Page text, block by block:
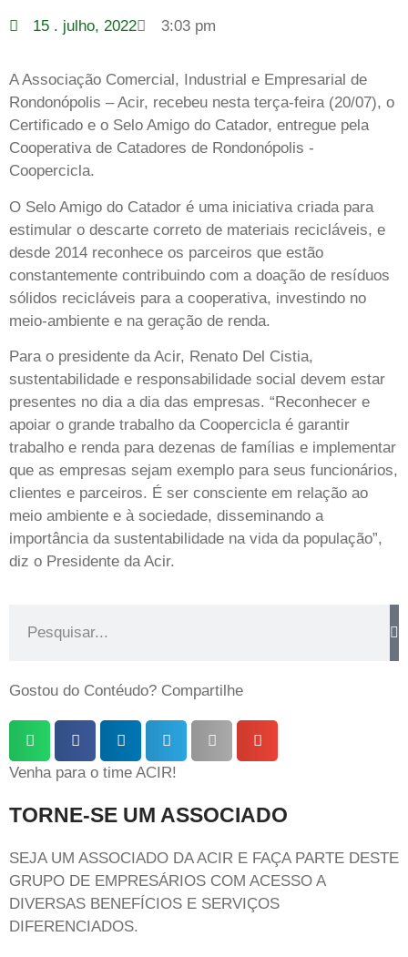
15 . julho, 2022 3:03 pm
A Associação Comercial, Industrial e Empresarial de
Rondonópolis – Acir, recebeu nesta terça-feira (20/07), o
Certificado e o Selo Amigo do Catador, entregue pela
Cooperativa de Catadores de Rondonópolis -
Coopercicla.
O Selo Amigo do Catador é uma iniciativa criada para
estimular o descarte correto de materiais recicláveis, e
desde 2014 reconhece os parceiros que estão
constantemente contribuindo com a doação de resíduos
sólidos recicláveis para a cooperativa, investindo no
meio-ambiente e na geração de renda.
Para o presidente da Acir, Renato Del Cistia,
sustentabilidade e responsabilidade social devem estar
presentes no dia a dia das empresas. “Reconhecer e
apoiar o grande trabalho da Coopercicla é garantir
trabalho e renda para dezenas de famílias e implementar
que as empresas sejam exemplo para seus funcionários,
clientes e parceiros. É ser consciente em relação ao
meio ambiente e à sociedade, disseminando a
importância da sustentabilidade na vida da população”,
diz o Presidente da Acir.
Gostou do Contéudo? Compartilhe
Venha para o time ACIR!
TORNE-SE UM ASSOCIADO
SEJA UM ASSOCIADO DA ACIR E FAÇA PARTE DESTE
GRUPO DE EMPRESÁRIOS COM ACESSO A
DIVERSAS BENEFÍCIOS E SERVIÇOS
DIFERENCIADOS.